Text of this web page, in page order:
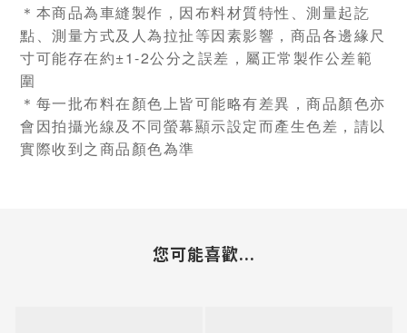
＊本商品為車縫製作，因布料材質特性、測量起訖
點、測量方式及人為拉扯等因素影響，商品各邊緣尺
寸可能存在約±1-2公分之誤差，屬正常製作公差範
圍
＊每一批布料在顏色上皆可能略有差異，商品顏色亦
會因拍攝光線及不同螢幕顯示設定而產生色差，請以
實際收到之商品顏色為準
您可能喜歡...